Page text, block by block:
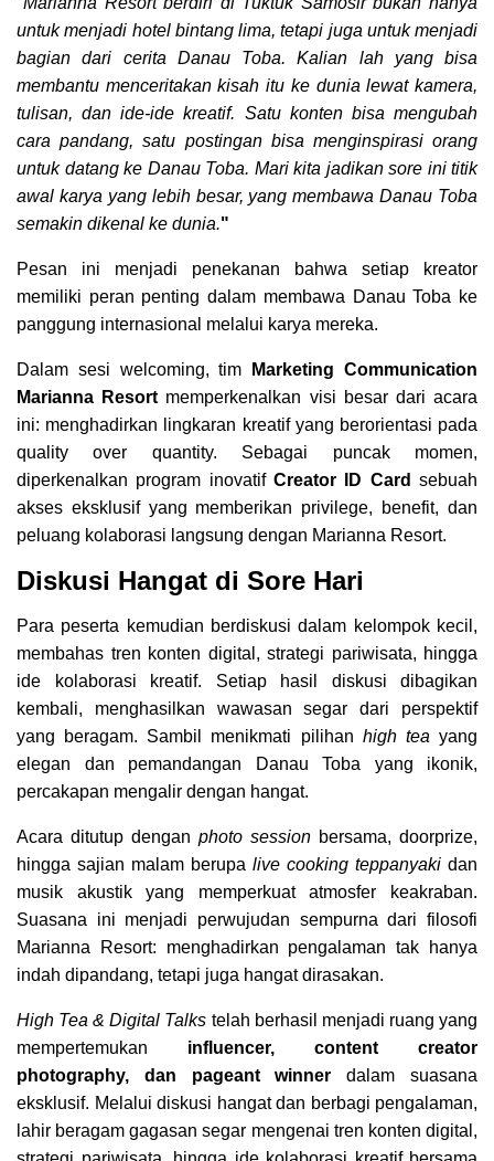
untuk menjadi hotel bintang lima, tetapi juga untuk menjadi
bagian dari cerita Danau Toba. Kalian lah yang bisa
membantu menceritakan kisah itu ke dunia lewat kamera,
tulisan, dan ide-ide kreatif. Satu konten bisa mengubah
cara pandang, satu postingan bisa menginspirasi orang
untuk datang ke Danau Toba. Mari kita jadikan sore ini titik
awal karya yang lebih besar, yang membawa Danau Toba
semakin dikenal ke dunia."
Pesan ini menjadi penekanan bahwa setiap kreator
memiliki peran penting dalam membawa Danau Toba ke
panggung internasional melalui karya mereka.
Dalam sesi welcoming, tim
Marketing Communication
Marianna Resort memperkenalkan visi besar dari acara
ini: menghadirkan lingkaran kreatif yang berorientasi pada
quality over quantity. Sebagai puncak momen,
diperkenalkan program inovatif Creator ID Card sebuah
akses eksklusif yang memberikan privilege, benefit, dan
peluang kolaborasi langsung dengan Marianna Resort.
Diskusi Hangat di Sore Hari
Para peserta kemudian berdiskusi dalam kelompok kecil,
membahas tren konten digital, strategi pariwisata, hingga
ide kolaborasi kreatif. Setiap hasil diskusi dibagikan
kembali, menghasilkan wawasan segar dari perspektif
yang beragam. Sambil menikmati pilihan high teayang
elegan dan pemandangan Danau Toba yang ikonik,
percakapan mengalir dengan hangat.
Acara ditutup dengan photo session bersama, doorprize,
hingga sajian malam berupa live cooking teppanyaki dan
musik akustik yang memperkuat atmosfer keakraban.
Suasana ini menjadi perwujudan sempurna dari filosofi
Marianna Resort: menghadirkan pengalaman tak hanya
indah dipandang, tetapi juga hangat dirasakan.
High Tea & Digital Talks telah berhasil menjadi ruang yang
mempertemukan influencer, content creator
photography, dan pageant winner dalam suasana
eksklusif. Melalui diskusi hangat dan berbagi pengalaman,
lahir beragam gagasan segar mengenai tren konten digital,